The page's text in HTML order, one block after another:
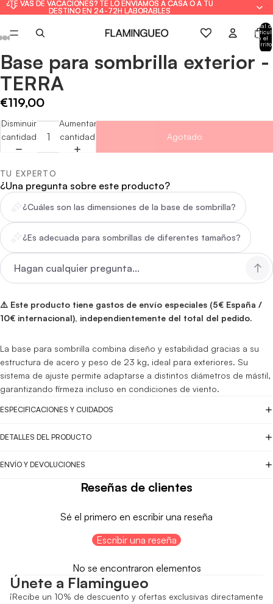
¿TE VAS DE VACACIONES? TE LO ENVIAMOS A CASA O A TU
DESTINO EN 24-72H LABORABLES
¿TE VAS DE VACACIONES? TE LO ENVIAMOS A CASA O A TU
DESTINO EN 24-72H LABORABLES
Total
en el
carrito:
Abrir
imagen
pantalla
completa
Abrir
imagen
pantalla
completa
Abrir
imagen
pantalla
completa
Abrir
imagen
pantalla
completa
Abrir
imagen
pantalla
completa
Abrir
imagen
pantalla
completa
Abrir
imagen
pantalla
completa
Base para sombrilla exterior -
TERRA
€119,00
Disminuir
cantidad
Aumentar
cantidad
Agotado
TU EXPERTO
¿Una pregunta sobre este producto?
¿Cuáles son las dimensiones de la base de sombrilla?
¿Es adecuada para sombrillas de diferentes tamaños?
⚠️ Este producto tiene gastos de envío especiales (5€ España /
10€ internacional), independientemente del total del pedido.
La base para sombrilla combina diseño y estabilidad gracias a su
estructura de acero y peso de 23 kg, ideal para exteriores. Su
sistema de ajuste permite adaptarse a distintos diámetros de mástil,
garantizando firmeza incluso en condiciones de viento.
ESPECIFICACIONES Y CUIDADOS
DETALLES DEL PRODUCTO
ENVÍO Y DEVOLUCIONES
Reseñas de clientes
Sé el primero en escribir una reseña
Escribir una reseña
No se encontraron elementos
Únete a Flamingueo
¡Recibe un 10% de descuento y ofertas exclusivas directamente